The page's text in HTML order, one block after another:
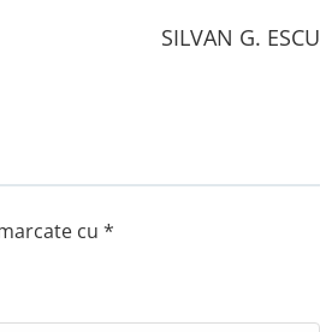
SILVAN G. ESCU
cu *